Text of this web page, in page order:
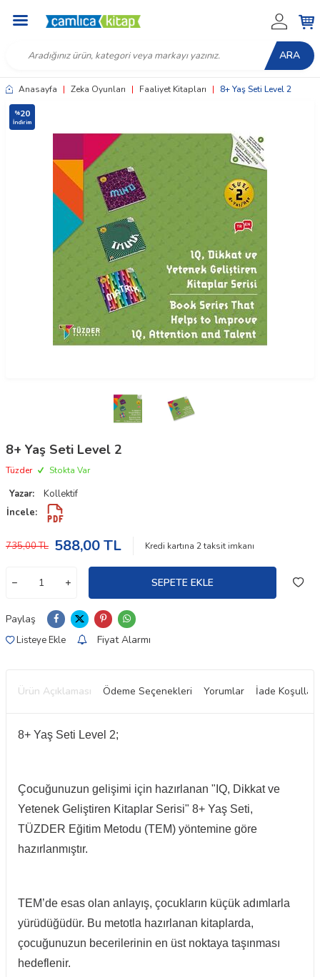
ARA
Anasayfa | Zeka Oyunları | Faaliyet Kitapları | 8+ Yaş Seti Level 2
%20
İndirim
8+ Yaş Seti Level 2
Tüzder Stokta Var
Yazar:
Kollektif
İncele:
735,00TL 588,00TL Kredi kartına 2taksit imkanı
SEPETE EKLE
Paylaş
Listeye Ekle Fiyat Alarmı
Ürün Açıklaması Ödeme Seçenekleri Yorumlar İade Koşulları
8+ Yaş Seti Level 2;
Çocuğunuzun gelişimi için hazırlanan "IQ, Dikkat ve
Yetenek Geliştiren Kitaplar Serisi" 8+ Yaş Seti,
TÜZDER Eğitim Metodu (TEM) yöntemine göre
hazırlanmıştır.
TEM’de esas olan anlayış, çocukların küçük adımlarla
yürüdüğüdür. Bu metotla hazırlanan kitaplarda,
çocuğunuzun becerilerinin en üst noktaya taşınması
hedeflenir.